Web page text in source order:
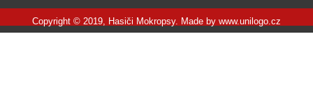
Copyright © 2019, Hasiči Mokropsy. Made by www.unilogo.cz